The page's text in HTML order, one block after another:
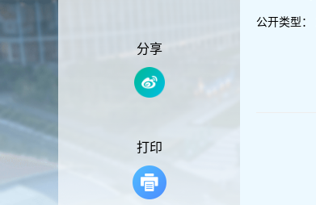
分享
打印
公开类型：